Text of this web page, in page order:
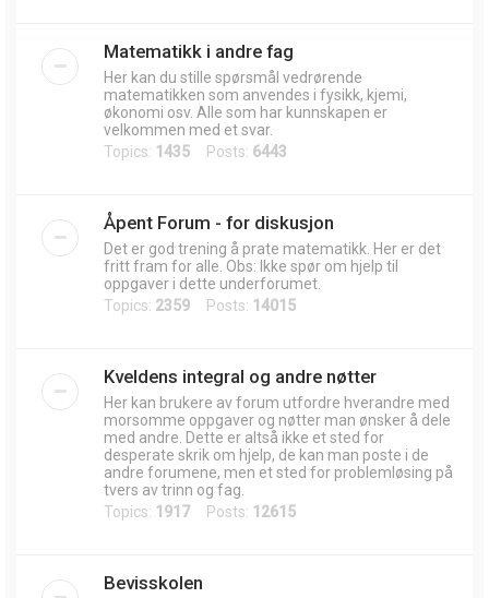
Matematikk i andre fag
Her kan du stille spørsmål vedrørende
matematikken som anvendes i fysikk, kjemi,
økonomi osv. Alle som har kunnskapen er
velkommen med et svar.
Topics: 1435 Posts: 6443
Åpent Forum - for diskusjon
Det er god trening å prate matematikk. Her er det
fritt fram for alle. Obs: Ikke spør om hjelp til
oppgaver i dette underforumet.
Topics: 2359 Posts: 14015
Kveldens integral og andre nøtter
Her kan brukere av forum utfordre hverandre med
morsomme oppgaver og nøtter man ønsker å dele
med andre. Dette er altså ikke et sted for
desperate skrik om hjelp, de kan man poste i de
andre forumene, men et sted for problemløsing på
tvers av trinn og fag.
Topics: 1917Posts: 12615
Bevisskolen